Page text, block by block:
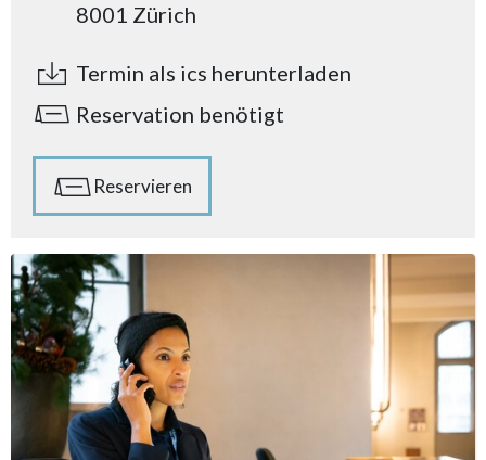
8001 Zürich
Termin als ics herunterladen
Reservation benötigt
Reservieren